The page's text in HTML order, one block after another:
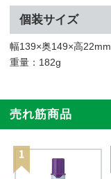
個装サイズ
幅139×奥149×高22mm
重量：182g
売れ筋商品